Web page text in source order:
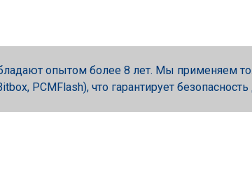
опытом более 8 лет. Мы применяем
PCMFlash), что гарантирует